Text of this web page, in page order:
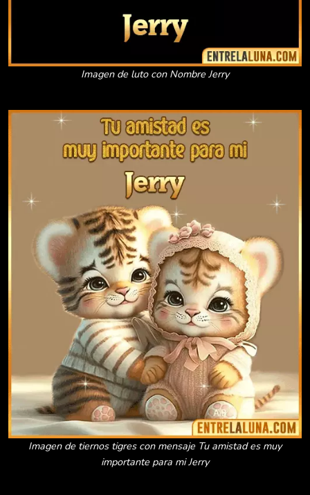
Imagen de luto con Nombre Jerry
Imagen de tiernos tigres con mensaje Tu amistad es muy
importante para mi Jerry